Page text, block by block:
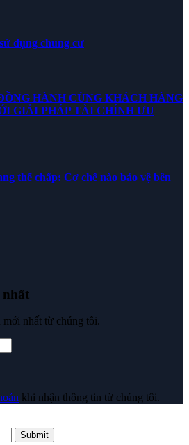
dụng chung cư
HÀNH CÙNG KHÁCH HÀNG
GIẢI PHÁP TÀI CHÍNH ƯU
thế chấp: Cơ chế nào bảo vệ bên
nhất
nhất từ chúng tôi.
khi nhận thông tin từ chúng tôi.
Submit